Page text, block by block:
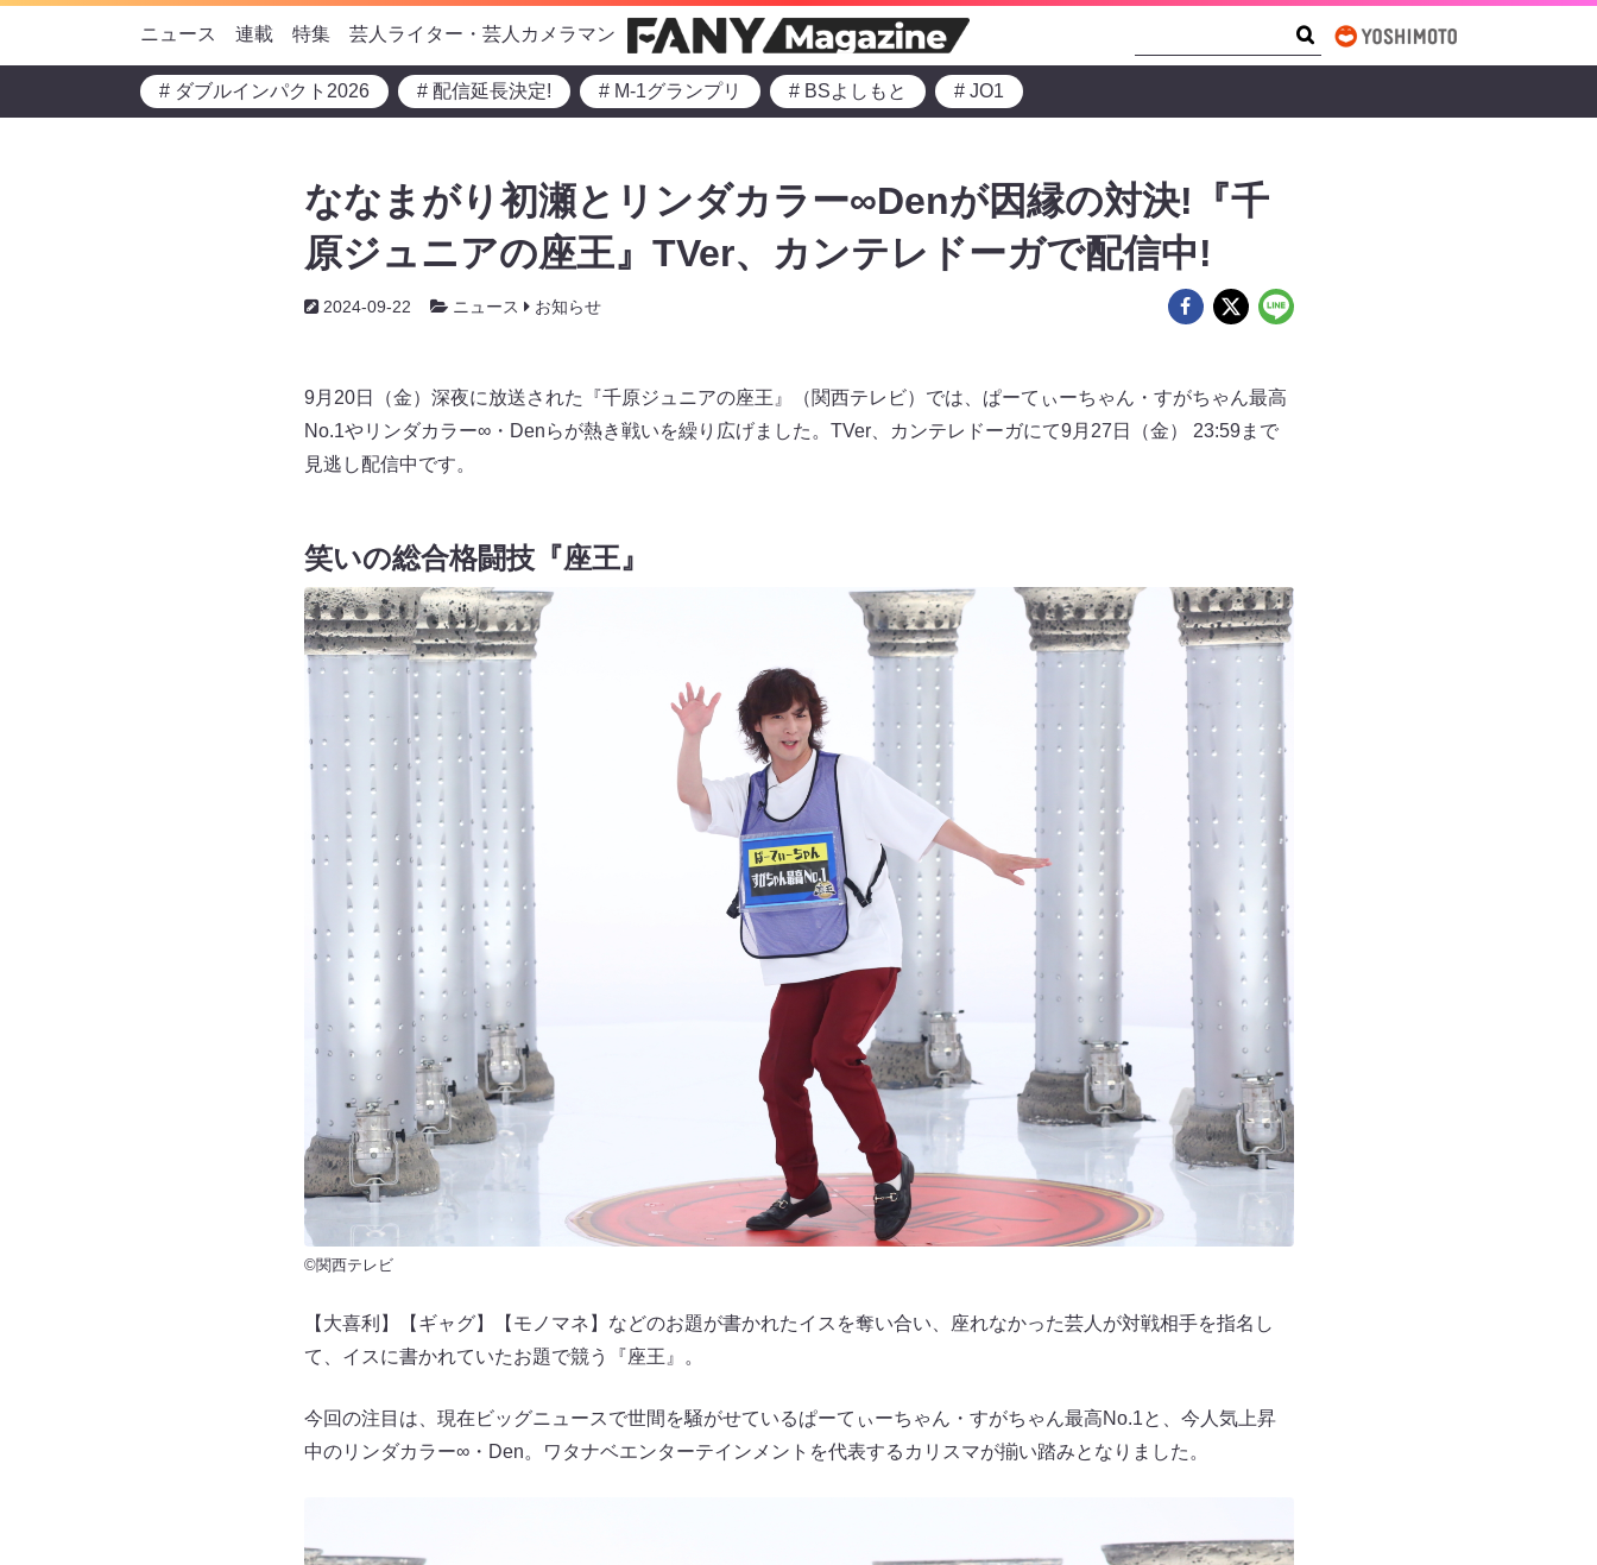
ニュース 連載 特集 芸人ライター・芸人カメラマン
# ダブルインパクト2026 # 配信延長決定! # M-1グランプリ # BSよしもと # JO1
ななまがり初瀬とリンダカラー∞Denが因縁の対決!『千
原ジュニアの座王』TVer、カンテレドーガで配信中!
2024-09-22 ニュース お知らせ
9月20日（金）深夜に放送された『千原ジュニアの座王』（関西テレビ）では、ぱーてぃーちゃん・すがちゃん最高
No.1やリンダカラー∞・Denらが熱き戦いを繰り広げました。TVer、カンテレドーガにて9月27日（金） 23:59まで
見逃し配信中です。
笑いの総合格闘技『座王』
©関西テレビ
【大喜利】【ギャグ】【モノマネ】などのお題が書かれたイスを奪い合い、座れなかった芸人が対戦相手を指名し
て、イスに書かれていたお題で競う『座王』。
今回の注目は、現在ビッグニュースで世間を騒がせているぱーてぃーちゃん・すがちゃん最高No.1と、今人気上昇
中のリンダカラー∞・Den。ワタナベエンターテインメントを代表するカリスマが揃い踏みとなりました。